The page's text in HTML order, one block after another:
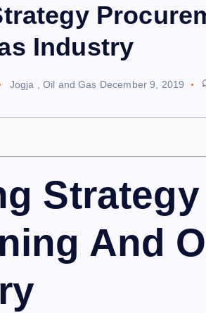
Industry
Jogja Oil and Gas December 9, 2019
And